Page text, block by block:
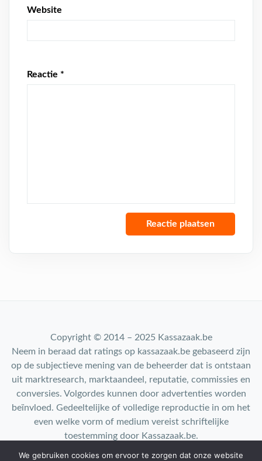
Website
Reactie *
Copyright © 2014 – 2025 Kassazaak.be
Neem in beraad dat ratings op kassazaak.be gebaseerd zijn
op de subjectieve mening van de beheerder dat is ontstaan
uit marktresearch, marktaandeel, reputatie, commissies en
conversies. Volgordes kunnen door advertenties worden
beïnvloed. Gedeeltelijke of volledige reproductie in om het
even welke vorm of medium vereist schriftelijke
toestemming door Kassazaak.be.
We gebruiken cookies om ervoor te zorgen dat onze website